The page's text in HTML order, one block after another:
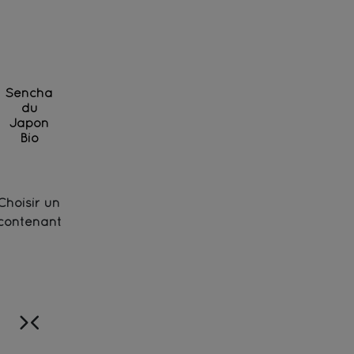
Sencha
du
Japon
Bio
un